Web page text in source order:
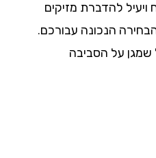
להדברת מזיקים
הנכונה עבורכם.
שמגן על הסביבה